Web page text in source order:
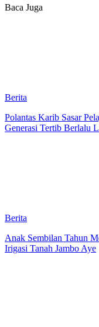
Baca Juga
Berita
Polantas Karib Sasar
Generasi Tertib Berlalu
Berita
Anak Sembilan Tahun
Irigasi Tanah Jambo Aye